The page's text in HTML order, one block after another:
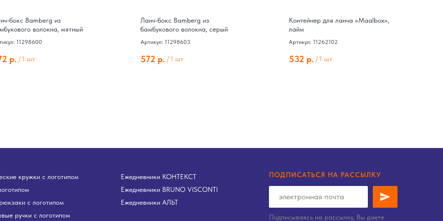
бокс Bamberg из
волокна, мятный
11298600
р. /1 шт
Ланч-бокс Bamberg из
бамбукового волокна, серый
Артикул: 11298603
572 р. /1 шт
Контейнер для ланча «Maalbox»,
лайм
Артикул: 11262102
532 р. /1 шт
кружки с логотипом
с логотипом
ручки с логотипом
Ежедневники КОНТЕКСТ
Ежедневники BRUNO VISCONTI
Ежедневники АЛЬТ
ПОДПИСАТЬСЯ НА РАССЫЛКУ
Подписываясь на рассылку, Вы даете